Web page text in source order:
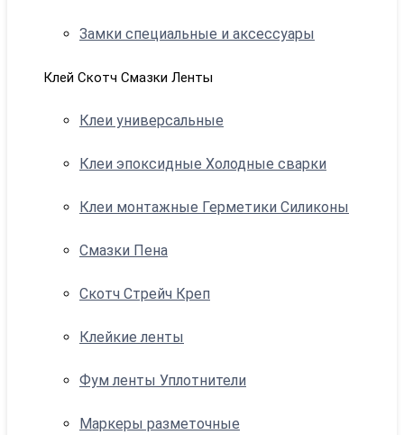
Замки специальные и аксессуары
Клей Скотч Смазки Ленты
Клеи универсальные
Клеи эпоксидные Холодные сварки
Клеи монтажные Герметики Силиконы
Смазки Пена
Скотч Стрейч Креп
Клейкие ленты
Фум ленты Уплотнители
Маркеры разметочные